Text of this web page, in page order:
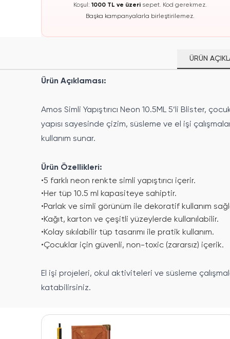
Koşul:1000 TL ve üzeri sepet. Kod gerekmez.
Başka kampanyalarla birleştirilemez.
ÜRÜN
Ürün Açıklaması:
Amos Simli Yapıştırıcı Neon 10.5ML 5’li Blister,
yapısı sayesinde çizim, süsleme ve el işi
kullanım sunar.
Ürün Özellikleri:
•5 farklı neon renkte simli yapıştırıcı içerir.
•Her tüp 10.5 ml kapasiteye sahiptir.
•Parlak ve simli görünüm ile dekoratif kullanım
•Kağıt, karton ve çeşitli yüzeylerde kullanılabilir.
•Kolay sıkılabilir tüp tasarımı ile pratik kullanım.
•Çocuklar için güvenli, non-toxic (zararsız) içerik.
El işi projeleri, okul aktiviteleri ve süsleme
katabilirsiniz.